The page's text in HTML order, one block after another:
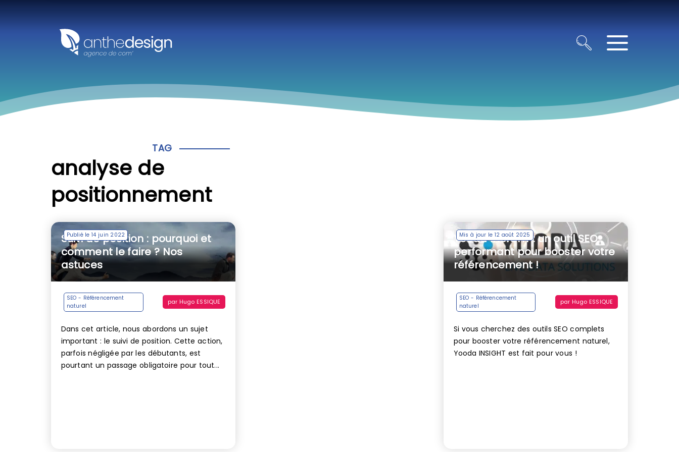
TAG
analyse de
positionnement
Publié le 14 juin 2022
Suivi de position : pourquoi et
comment le faire ? Nos
astuces
SEO - Référencement
naturel
par Hugo ESSIQUE
Dans cet article, nous abordons un sujet
important : le suivi de position. Cette action,
parfois négligée par les débutants, est
pourtant un passage obligatoire pour tout...
Mis à jour le 12 août 2025
Yooda INSIGHT : un outil SEO
performant pour booster votre
référencement !
SEO - Référencement
naturel
par Hugo ESSIQUE
Si vous cherchez des outils SEO complets
pour booster votre référencement naturel,
Yooda INSIGHT est fait pour vous !